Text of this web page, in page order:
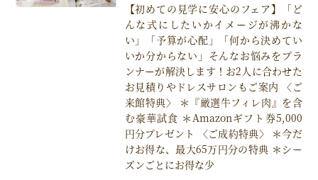
【初めての見学に安心のフェア】「ど
んな式にしたいかイメージが沸かな
い」「予算が心配」「何から決めてい
いか分からない」そんなお悩みをプラ
ンナーが解決します！お2人に合わせた
お見積りやドレスサロンもご案内 〈ご
来館特典〉 ＊『厳選牛フィレ肉』を含
む豪華試食 ＊Amazonギフト券5,000
円分プレゼント 〈ご成約特典〉 ＊今だ
けお得な、最大65万円分の特典 ＊シー
ズンごとにお得な少